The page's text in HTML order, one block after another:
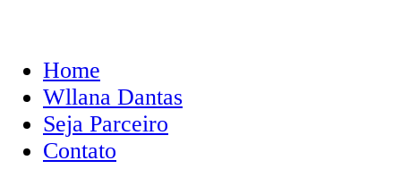
Home
Wllana Dantas
Seja Parceiro
Contato